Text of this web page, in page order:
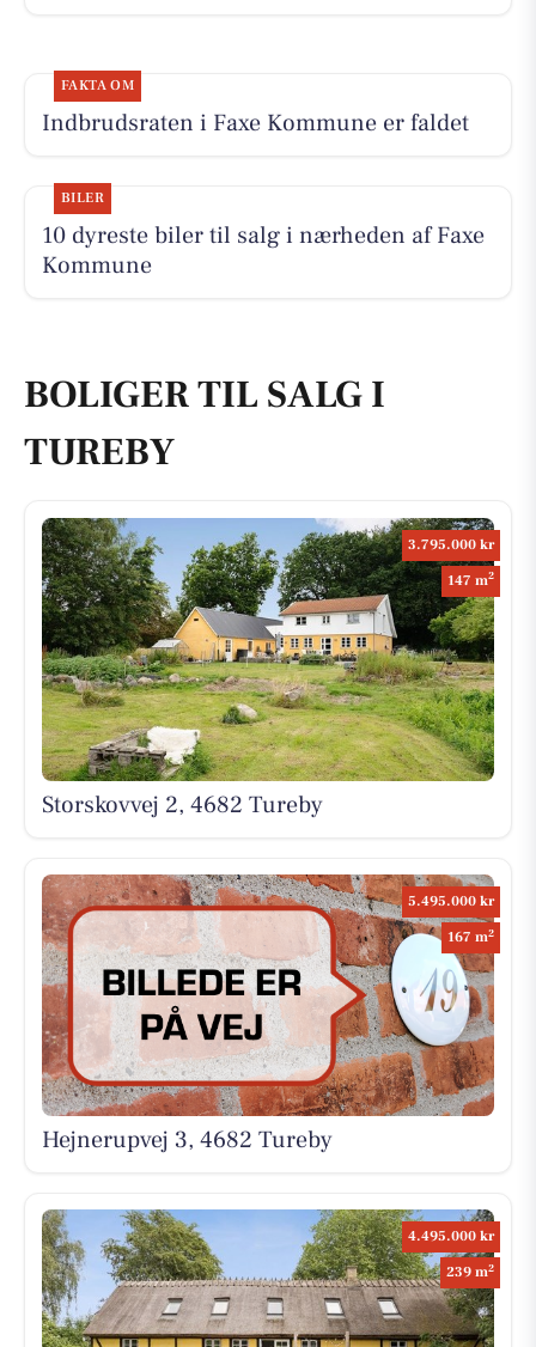
FAKTA OM
Indbrudsraten i Faxe Kommune er faldet
BILER
10 dyreste biler til salg i nærheden af Faxe
Kommune
BOLIGER TIL SALG I
TUREBY
3.795.000 kr
147 m2
Storskovvej 2, 4682 Tureby
5.495.000 kr
167 m2
Hejnerupvej 3, 4682 Tureby
4.495.000 kr
239 m2